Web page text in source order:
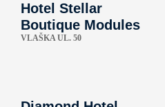
Hotel Stellar
Boutique Modules
VLAŠKA UL. 50